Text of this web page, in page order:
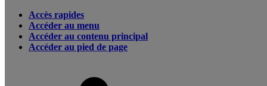
Accès rapides
Accéder au menu
Accéder au contenu principal
Accéder au pied de page